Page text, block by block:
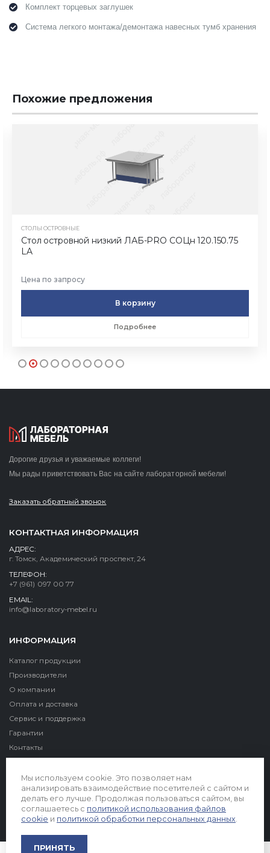
Комплект торцевых заглушек
Система легкого монтажа/демонтажа навесных тумб хранения
Похожие предложения
СТОЛЫ ОСТРОВНЫЕ
Стол островной низкий ЛАБ-PRO CОЦн 120.150.75
LA
Цена по запросу
В корзину
Подробнее
Дорогие друзья и уважаемые коллеги!
Мы рады приветствовать Вас на сайте лабораторной мебели!
Заказать обратный звонок
КОНТАКТНАЯ ИНФОРМАЦИЯ
АДРЕС:
г. Томск, Академический проспект, 24
ТЕЛЕФОН:
+7 (961) 097 00 77
EMAIL:
info@laboratory-mebel.ru
ИНФОРМАЦИЯ
Каталог продукции
Производители
О компании
Оплата и доставка
Сервис и поддержка
Гарантии
Контакты
© 2026. Все права защищены
Мы используем cookie. Это позволяет нам
анализировать взаимодействие посетителей с сайтом и
делать его лучше. Продолжая пользоваться сайтом, вы
соглашаетесь с политикой использования файлов
cookie и политикой обработки персональных данных
ПРИНЯТЬ